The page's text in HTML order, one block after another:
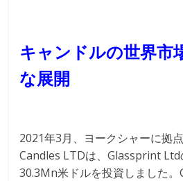
キャンドルの世界市
な展開
2021年3月、ヨークシャーに拠
Candles LTDは、Glassprint Ltd
30.3Mn米ドルを投資しました